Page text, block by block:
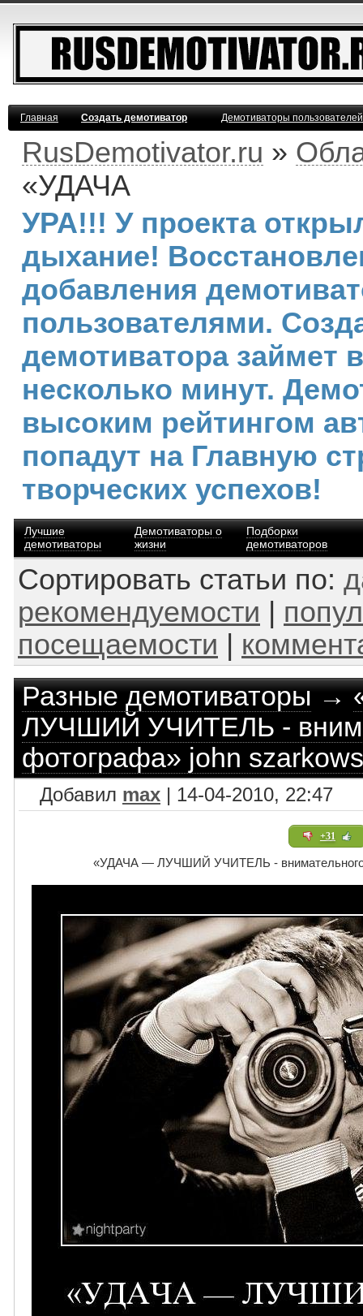
Главная Создать демотиватор Демотиваторы
RusDemotivator.ru »
«УДАЧА
УРА!!! У проекта
дыхание!
добавления
пользователями.
демотиватора займет
несколько минут.
высоким рейтингом
попадут на Главную
творческих успехов!
Лучшие
демотиваторы
Демотиваторы о
жизни
Подборки
демотиваторов
Сортировать статьи по:
рекомендуемости
посещаемости
Разные демотиваторы→
ЛУЧШИЙ УЧИТЕЛЬ -
фотографа» john
Добавил max | 14-04-2010, 22:47
+31
«УДАЧА — ЛУЧШИЙ УЧИТЕЛЬ - внимательного